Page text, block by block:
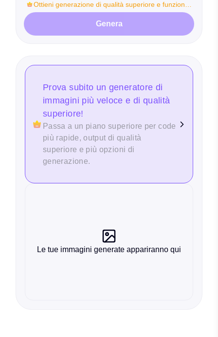
Ottieni generazione di qualità superiore e funzioni
di modifica immagini
Genera
Prova subito un generatore di
immagini più veloce e di qualità
superiore!
Passa a un piano superiore per code
più rapide, output di qualità
superiore e più opzioni di
generazione.
Le tue immagini generate appariranno qui